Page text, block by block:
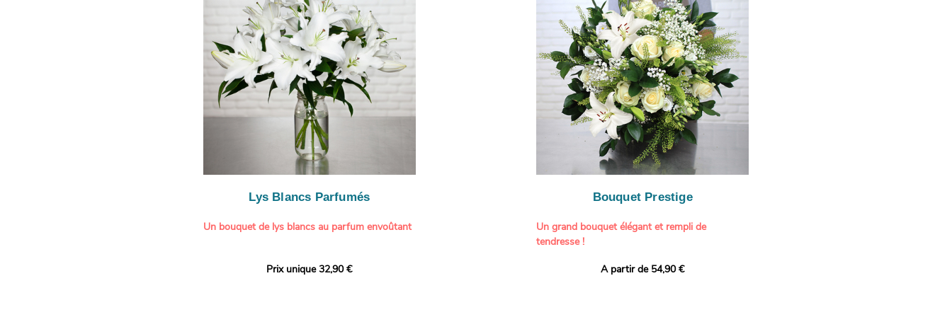
À offrir pour :
- Gâter un proche pour son anniversaire
- Célébrer une occasion spéciale
- Faire plaisir à un amateur d'art et de peinture
- Exprimer une atmosphère méditerranéenne et
colorée dans votre intérieur.
Tableau : Paul Signac,Vue de Saint-Tropez,
coucher de soleil au bois de pins, 1888
Crédits photo :classicpaintings / Alamy Stock
généreuse, parfaite pour marquer une attention
particulière à un proche.
Il contient :
- Des hortensias colorés (les couleurs peuvent
varier selon l’arrivage)
- Des fleurs à grosse tête, au charme intemporel
À offrir pour :
- Célébrer un anniversaire
- Remercier avec panache
- Apporter une touche florale à une maison de
Lys Blancs Parfumés
Un bouquet de lys blancs au parfum envoûtant
élégante composition de lys blancs signée
Prix unique 32,90 €
Bouquet Prestige
Un grand bouquet élégant et rempli de
tendresse !
Offrez un instant de douceur avec ce bouquet
A partir de 54,90 €